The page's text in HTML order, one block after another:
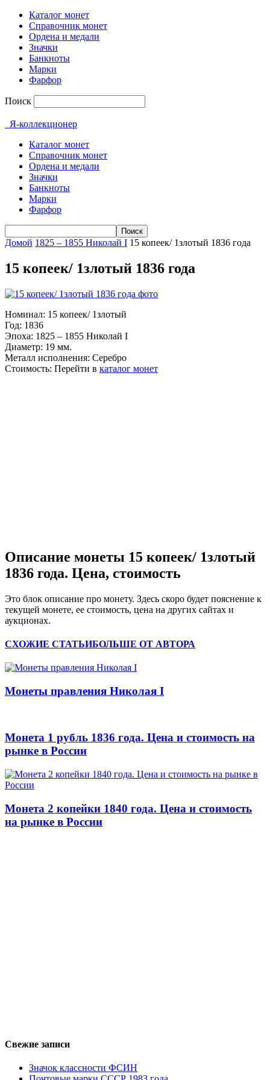
Каталог монет
Справочник монет
Ордена и медали
Значки
Банкноты
Марки
Фарфор
Поиск
Я-коллекционер
Каталог монет
Справочник монет
Ордена и медали
Значки
Банкноты
Марки
Фарфор
Домой 1825 – 1855 Николай I 15 копеек/ 1злотый 1836 года
15 копеек/ 1злотый 1836 года
Номинал: 15 копеек/ 1злотый
Год: 1836
Эпоха: 1825 – 1855 Николай I
Диаметр: 19 мм.
Металл исполнения: Серебро
Стоимость: Перейти в каталог монет
Описание монеты 15 копеек/ 1злотый
1836 года. Цена, стоимость
Это блок описание про монету. Здесь скоро будет пояснение к
текущей монете, ее стоимость, цена на других сайтах и
аукционах.
СХОЖИЕ СТАТЬИБОЛЬШЕ ОТ АВТОРА
Монеты правления Николая I
Монета 1 рубль 1836 года. Цена и стоимость на
рынке в России
Монета 2 копейки 1840 года. Цена и стоимость
на рынке в России
Свежие записи
Значок классности ФСИН